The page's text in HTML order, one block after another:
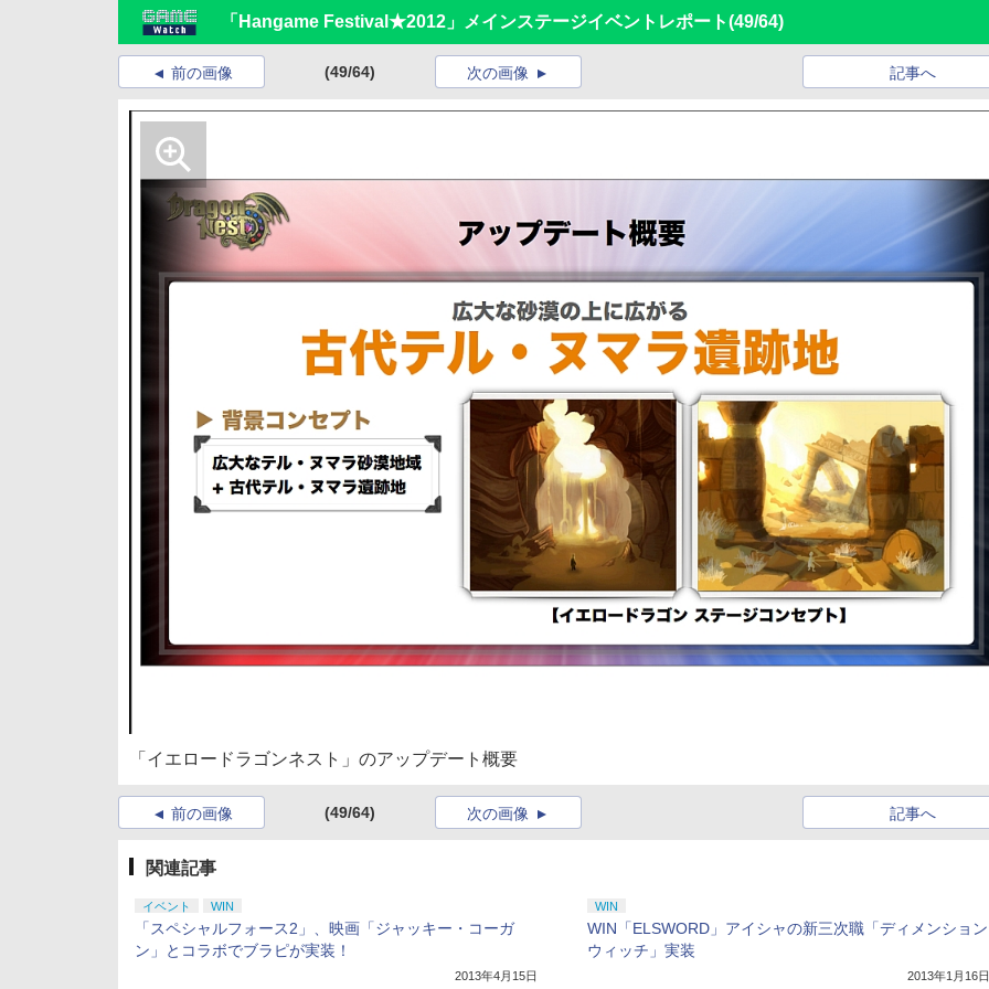
「Hangame Festival★2012」メインステージイベントレポート(49/64)
前の画像 (49/64) 記事へ
次の画像
「イエロードラゴンネスト」のアップデート概要
前の画像 (49/64) 記事へ
次の画像
関連記事
イベント WIN
「スペシャルフォース2」、映画「ジャッキー・コーガ
ン」とコラボでブラピが実装！
2013年4月15日
WIN
WIN「ELSWORD」アイシャの新三次職「ディメンション
ウィッチ」実装
2013年1月16日